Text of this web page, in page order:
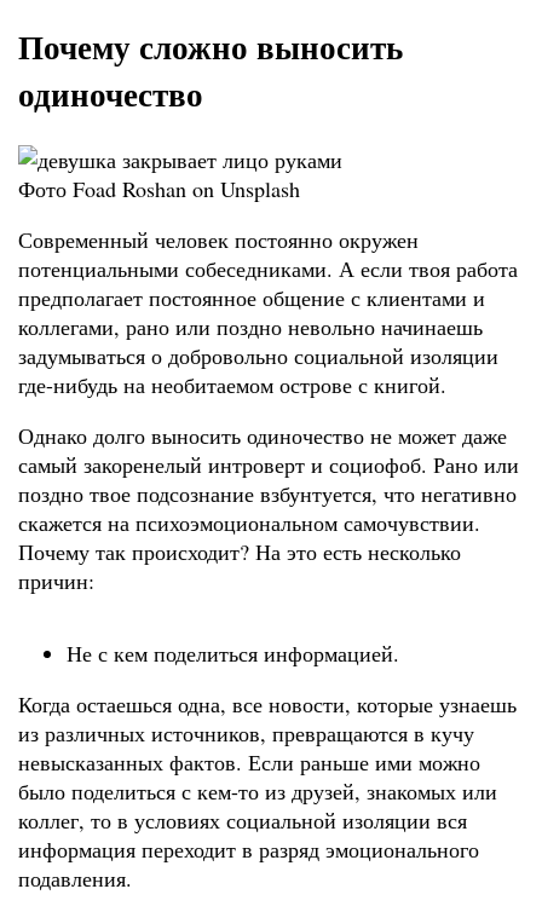
Почему сложно выносить
одиночество
Фото Foad Roshan on Unsplash
Современный человек постоянно окружен
потенциальными собеседниками. А если твоя работа
предполагает постоянное общение с клиентами и
коллегами, рано или поздно невольно начинаешь
задумываться о добровольно социальной изоляции
где-нибудь на необитаемом острове с книгой.
Однако долго выносить одиночество не может даже
самый закоренелый интроверт и социофоб. Рано или
поздно твое подсознание взбунтуется, что негативно
скажется на психоэмоциональном самочувствии.
Почему так происходит? На это есть несколько
причин:
Не с кем поделиться информацией.
Когда остаешься одна, все новости, которые узнаешь
из различных источников, превращаются в кучу
невысказанных фактов. Если раньше ими можно
было поделиться с кем-то из друзей, знакомых или
коллег, то в условиях социальной изоляции вся
информация переходит в разряд эмоционального
подавления.